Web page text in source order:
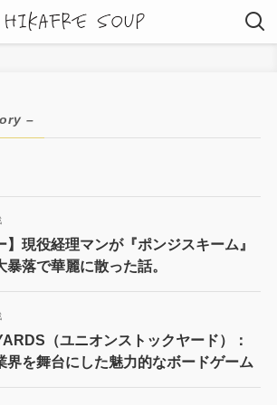
–
】現役経理マンが『ポンジスキーム』
落で華麗に散った話。
（ユニオンストックヤード）：
界を舞台にした魅力的なボードゲーム